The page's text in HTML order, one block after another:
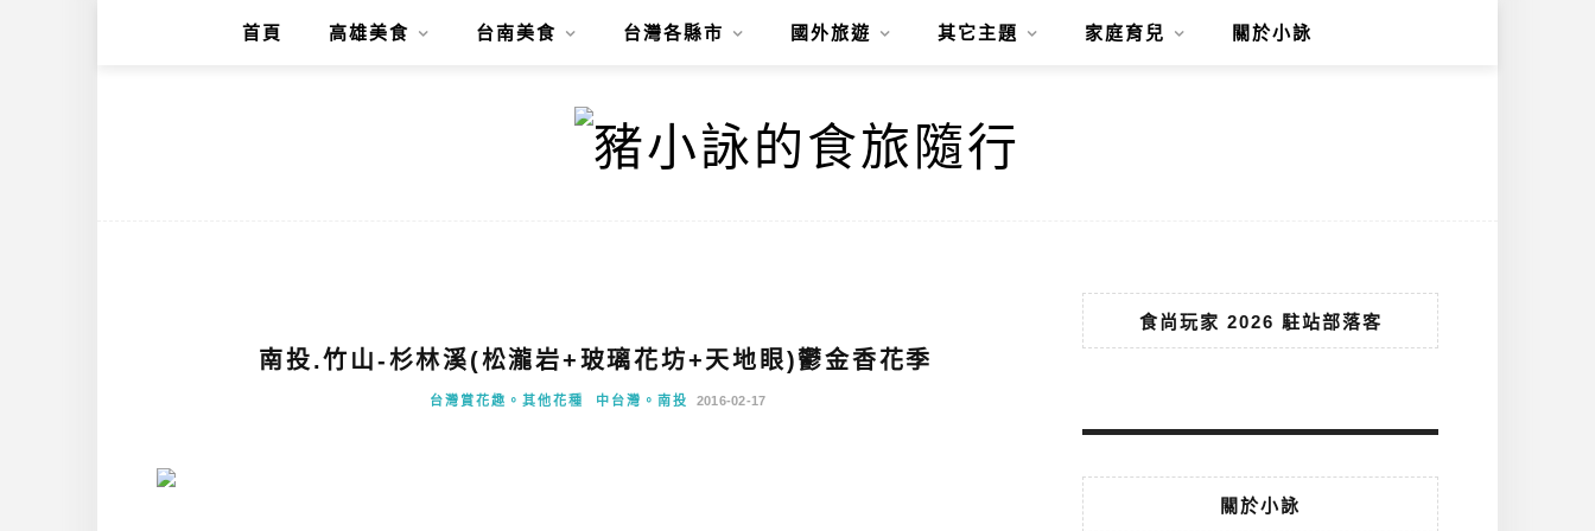
首頁 高雄美食 台南美食 台灣各縣市 國外旅遊 其它主題 家庭育兒 關於小詠
南投.竹山-杉林溪(松瀧岩+玻璃花坊+天地眼)鬱金香花季
台灣賞花趣。其他花種 中台灣。南投 2016-02-17
食尚玩家 2026 駐站部落客
關於小詠